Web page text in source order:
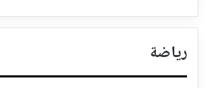
رياضة